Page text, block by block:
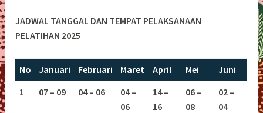
JADWAL TANGGAL DAN TEMPAT PELAKSANAAN
PELATIHAN 2025
No Januari Februari Maret April Mei
Juni
1
07 – 09 04 – 06
04 –
06
14 –
16
06 –
08
02 –
04